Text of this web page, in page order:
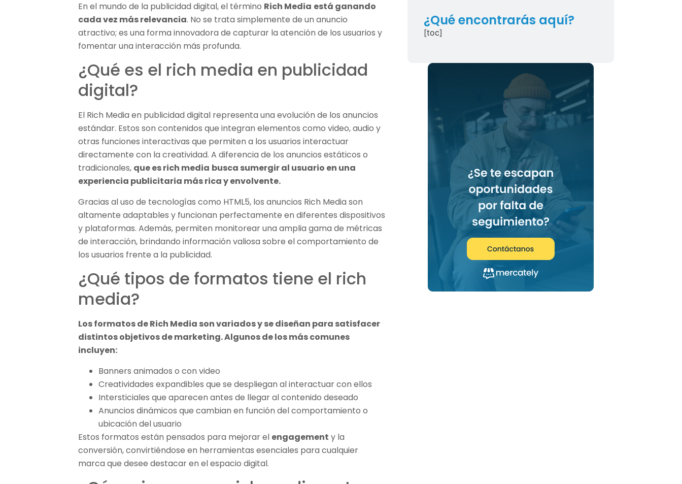
En el mundo de la publicidad digital, el término Rich Media está ganando
cada vez más relevancia. No se trata simplemente de un anuncio
atractivo; es una forma innovadora de capturar la atención de los usuarios y
fomentar una interacción más profunda.
¿Qué es el rich media en publicidad
digital?
El Rich Media en publicidad digital representa una evolución de los anuncios
estándar. Estos son contenidos que integran elementos como video, audio y
otras funciones interactivas que permiten a los usuarios interactuar
directamente con la creatividad. A diferencia de los anuncios estáticos o
tradicionales, que es rich media busca sumergir al usuario en una
experiencia publicitaria más rica y envolvente.
Gracias al uso de tecnologías como HTML5, los anuncios Rich Media son
altamente adaptables y funcionan perfectamente en diferentes dispositivos
y plataformas. Además, permiten monitorear una amplia gama de métricas
de interacción, brindando información valiosa sobre el comportamiento de
los usuarios frente a la publicidad.
¿Qué tipos de formatos tiene el rich
media?
Los formatos de Rich Media son variados y se diseñan para satisfacer
distintos objetivos de marketing. Algunos de los más comunes
incluyen:
Banners animados o con video
Creatividades expandibles que se despliegan al interactuar con ellos
Intersticiales que aparecen antes de llegar al contenido deseado
Anuncios dinámicos que cambian en función del comportamiento o
ubicación del usuario
Estos formatos están pensados para mejorar el engagement y la
conversión, convirtiéndose en herramientas esenciales para cualquier
marca que desee destacar en el espacio digital.
¿Qué encontrarás aquí?
[toc]